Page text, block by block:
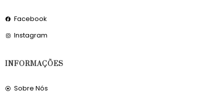
Facebook
Instagram
INFORMAÇÕES
Sobre Nós